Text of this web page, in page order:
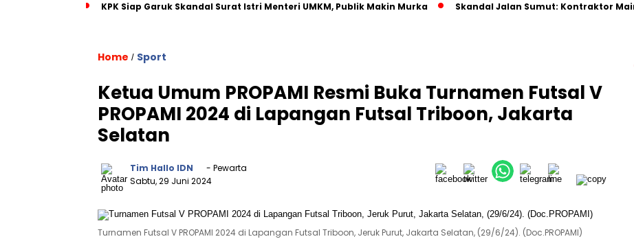
KPK Siap Garuk Skandal Surat Istri Menteri UMKM, Publik Makin Murka Skandal Jalan Sumut: Kontraktor
Home / Sport
Ketua Umum PROPAMI Resmi Buka Turnamen Futsal V
PROPAMI 2024 di Lapangan Futsal Triboon, Jakarta
Selatan
Tim Hallo IDN
- Pewarta
Sabtu, 29 Juni 2024
Turnamen Futsal V PROPAMI 2024 di Lapangan Futsal Triboon, Jeruk Purut, Jakarta Selatan, (29/6/24). (Doc.PROPAMI)